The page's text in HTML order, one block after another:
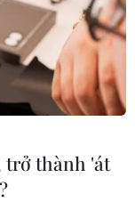
vượt qua
tích cực, có vai
nỗ lực
nhẹ rủi ro
trở thành 'át